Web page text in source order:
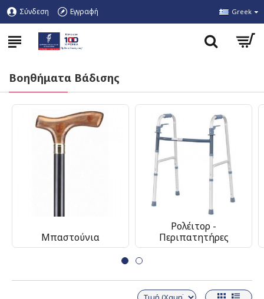
Σύνδεση Εγγραφή Greek
Βοηθήματα Βάδισης
Μπαστούνια
Ρολέιτορ -
Περιπατητήρες